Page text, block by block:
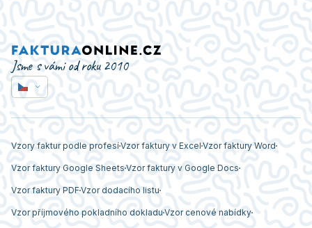
Jsme s vámi od roku 2010
Vzory faktur podle profesíVzor faktury v Excel Vzor faktury Word
Vzor faktury Google Sheets Vzor faktury v Google Docs
Vzor faktury PDF Vzor dodacího listu
Vzor příjmového pokladního dokladu Vzor cenové nabídky